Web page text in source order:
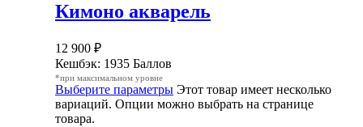
Кимоно акварель
12 900 ₽
Кешбэк: 1935 Баллов
*при максимальном уровне
Выберите параметры Этот товар имеет несколько
вариаций. Опции можно выбрать на странице
товара.